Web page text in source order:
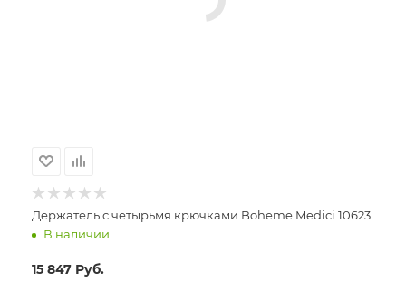
Держатель с четырьмя крючками Boheme Medici 10623
В наличии
15 847 Руб.